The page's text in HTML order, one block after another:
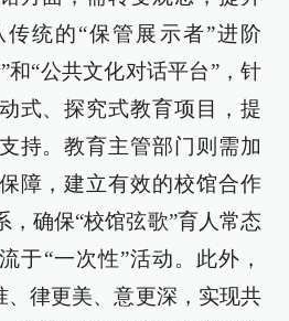
统的“保管展示者”进阶
和“公共文化对话平台”，针
式、探究式教育项目，提
持。教育主管部门则需加
障，建立有效的校馆合作
，确保“校馆弦歌”育人常态
于“一次性”活动。此外，
、律更美、意更深，实现共